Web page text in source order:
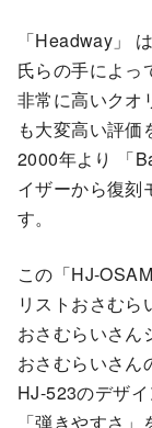
「Headway」
氏らの手によっ
非常に高いクオ
も大変高い評価
2000年より 「
イザーから復刻
す。
この「HJ-
リストおさむら
おさむらいさん
おさむらいさん
HJ-523のデザ
「弾きやすさ